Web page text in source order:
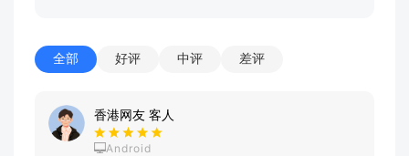
全部 好评 中评 差评
香港网友 客人
Android